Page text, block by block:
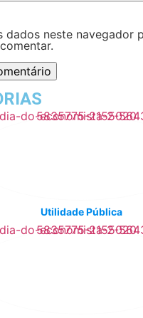
dados neste navegador
Utilidade Pública